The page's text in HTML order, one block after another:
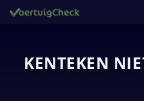
KENTEKEN